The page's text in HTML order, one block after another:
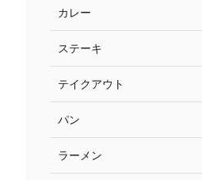
カレー
ステーキ
テイクアウト
パン
ラーメン